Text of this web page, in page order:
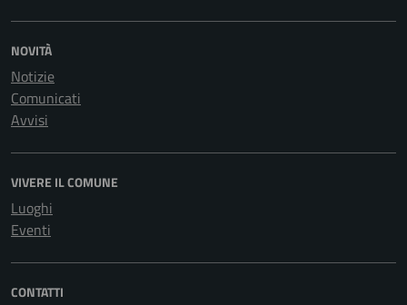
NOVITÀ
Notizie
Comunicati
Avvisi
VIVERE IL COMUNE
Luoghi
Eventi
CONTATTI